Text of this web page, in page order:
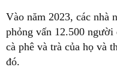
Vào năm 2023, các nhà
phỏng vấn 12.500
cà phê và trà của họ và
đó.